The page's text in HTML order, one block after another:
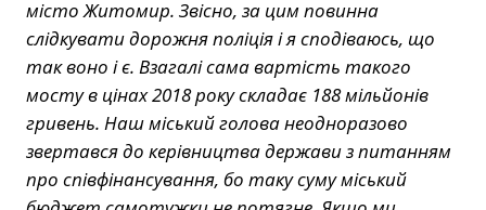
місто Житомир. Звісно, за цим повинна
слідкувати дорожня поліція і я сподіваюсь, що
так воно і є. Взагалі сама вартість такого
мосту в цінах 2018 року складає 188 мільйонів
гривень. Наш міський голова неодноразово
звертався до керівництва держави з питанням
про співфінансування, бо таку суму міський